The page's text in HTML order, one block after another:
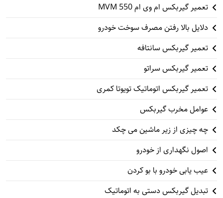
تعمیر گیربکس ام وی ام 550 MVM
دلایل بالا رفتن مصرف سوخت خودرو
تعمیر گیربکس سانتافه
تعمیر گیربکس سراتو
تعمیر گیربکس اتوماتیک تویوتا کمری
عوامل مخرب گیربکس
چه چیزی از زیر ماشین می چکد
اصول نگهداری از خودرو
عیب یابی خودرو با بو کردن
تبدیل گیربکس دستی به اتوماتیک